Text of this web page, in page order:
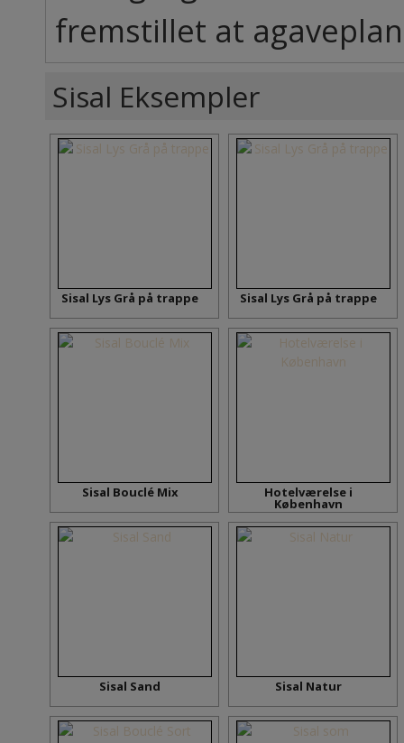
fremstillet at
Sisal Eksempler
Sisal Lys Grå på trappe Sisal Lys Grå på trappe
Sisal Bouclé Mix Hotelværelse i
København
Sisal Sand Sisal Natur